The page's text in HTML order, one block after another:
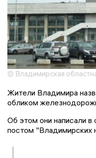
© Владимирская
Жители Владимира
обликом
Об этом они написали в
постом "Владимирских